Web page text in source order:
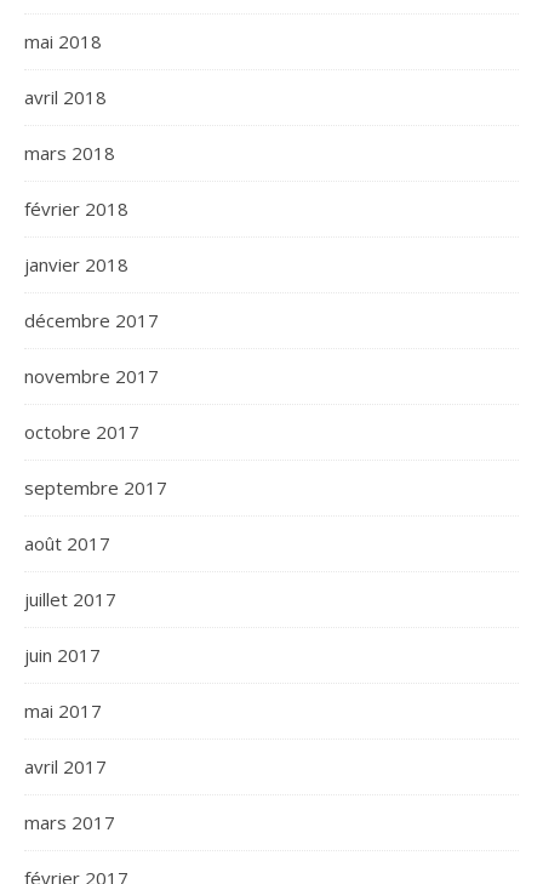
mai 2018
avril 2018
mars 2018
février 2018
janvier 2018
décembre 2017
novembre 2017
octobre 2017
septembre 2017
août 2017
juillet 2017
juin 2017
mai 2017
avril 2017
mars 2017
février 2017